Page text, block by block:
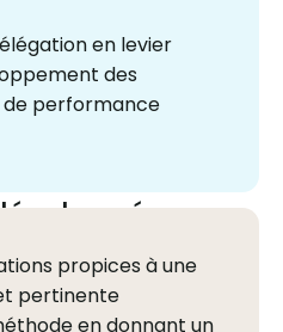
en levier
des
performance
propices à une
pertinente
en donnant un